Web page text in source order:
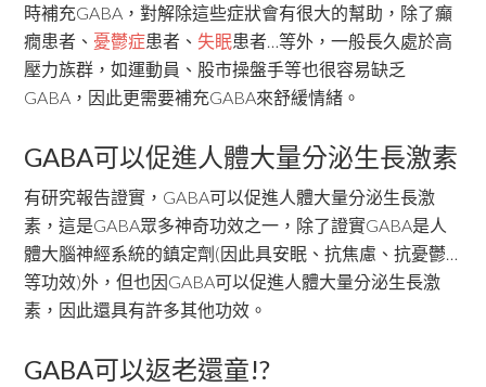
時補充GABA，對解除這些症狀會有很大的幫助，除了癲
癇患者、 憂鬱症患者、失眠患者…等外，一般長久處於高
壓力族群，如運動員、股市操盤手等也很容易缺乏
GABA，因此更需要補充GABA來舒緩情緒。
GABA可以促進人體大量分泌生長激素
有研究報告證實，GABA可以促進人體大量分泌生長激
素，這是GABA眾多神奇功效之一，除了證實GABA是人
體大腦神經系統的鎮定劑(因此具安眠、抗焦慮、抗憂鬱…
等功效)外，但也因GABA可以促進人體大量分泌生長激
素，因此還具有許多其他功效。
GABA可以返老還童!?